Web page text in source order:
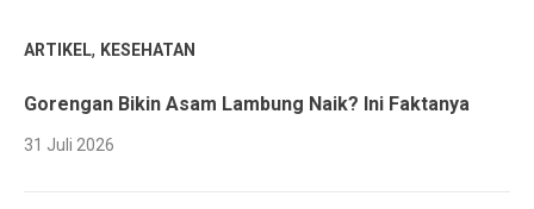
ARTIKEL, KESEHATAN
Gorengan Bikin Asam Lambung Naik? Ini Faktanya
31 Juli 2026